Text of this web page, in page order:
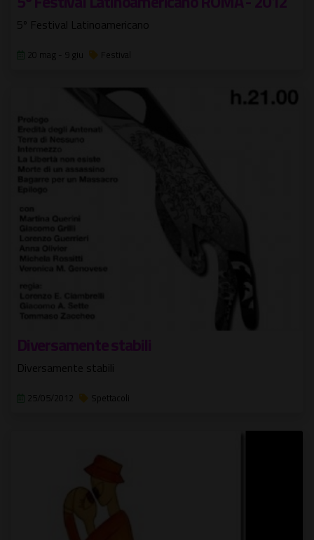
5º Festival Latinoamericano
20 mag - 9 giu Festival
Diversamente stabili
Diversamente stabili
25/05/2012 Spettacoli